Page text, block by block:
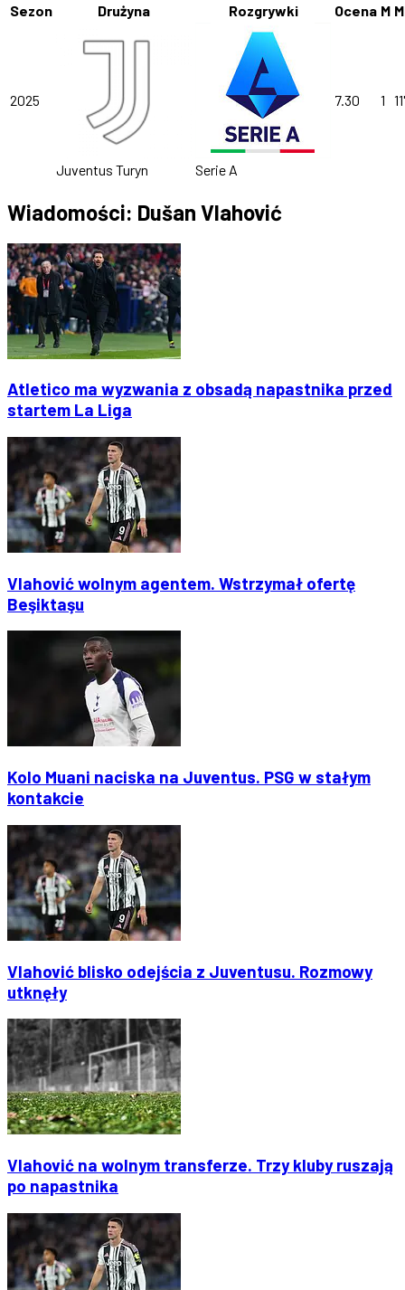
Sezon
Drużyna Rozgrywki Ocena M
2025
Juventus Turyn Serie A
7.30 1 11'
Wiadomości: Dušan Vlahović
Atletico ma wyzwania z obsadą napastnika przed
startem La Liga
Vlahović wolnym agentem. Wstrzymał ofertę
Beşiktaşu
Kolo Muani naciska na Juventus. PSG w stałym
kontakcie
Vlahović blisko odejścia z Juventusu. Rozmowy
utknęły
Vlahović na wolnym transferze. Trzy kluby ruszają
po napastnika